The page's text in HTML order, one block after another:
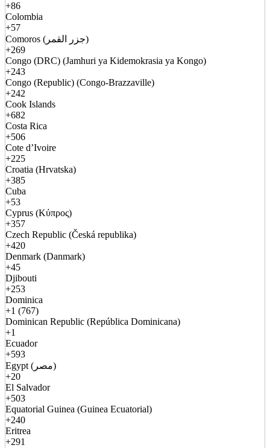
+86
Colombia
+57
Comoros (جزر القمر)
+269
Congo (DRC) (Jamhuri ya Kidemokrasia ya Kongo)
+243
Congo (Republic) (Congo-Brazzaville)
+242
Cook Islands
+682
Costa Rica
+506
Cote d’Ivoire
+225
Croatia (Hrvatska)
+385
Cuba
+53
Cyprus (Κύπρος)
+357
Czech Republic (Česká republika)
+420
Denmark (Danmark)
+45
Djibouti
+253
Dominica
+1 (767)
Dominican Republic (República Dominicana)
+1
Ecuador
+593
Egypt (مصر)
+20
El Salvador
+503
Equatorial Guinea (Guinea Ecuatorial)
+240
Eritrea
+291